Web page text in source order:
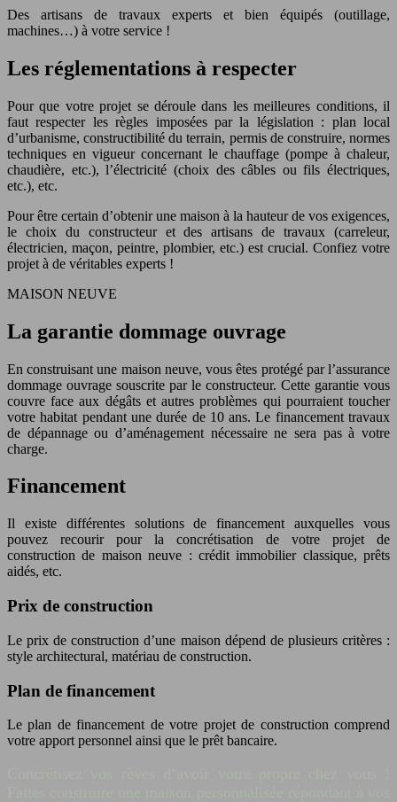
Des artisans de travaux experts et bien équipés (outillage,
machines…) à votre service !
Les réglementations à respecter
Pour que votre projet se déroule dans les meilleures conditions, il
faut respecter les règles imposées par la législation : plan local
d’urbanisme, constructibilité du terrain, permis de construire, normes
techniques en vigueur concernant le chauffage (pompe à chaleur,
chaudière, etc.), l’électricité (choix des câbles ou fils électriques,
etc.), etc.
Pour être certain d’obtenir une maison à la hauteur de vos exigences,
le choix du constructeur et des artisans de travaux (carreleur,
électricien, maçon, peintre, plombier, etc.) est crucial. Confiez votre
projet à de véritables experts !
MAISON NEUVE
La garantie dommage ouvrage
En construisant une maison neuve, vous êtes protégé par l’assurance
dommage ouvrage souscrite par le constructeur. Cette garantie vous
couvre face aux dégâts et autres problèmes qui pourraient toucher
votre habitat pendant une durée de 10 ans. Le financement travaux
de dépannage ou d’aménagement nécessaire ne sera pas à votre
charge.
Financement
Il existe différentes solutions de financement auxquelles vous
pouvez recourir pour la concrétisation de votre projet de
construction de maison neuve : crédit immobilier classique, prêts
aidés, etc.
Prix de construction
Le prix de construction d’une maison dépend de plusieurs critères :
style architectural, matériau de construction.
Plan de financement
Le plan de financement de votre projet de construction comprend
votre apport personnel ainsi que le prêt bancaire.